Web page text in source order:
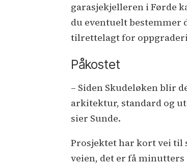
garasjekjelleren i Førde
du eventuelt bestemmer
tilrettelagt for
Påkostet
– Siden Skudeløken blir
arkitektur, standard og
sier Sunde.
Prosjektet har kort vei til
veien, det er få